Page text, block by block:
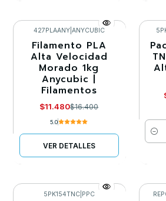
-30%
Agotado
427PLAANY| ANYCUBIC
Filamento PLA
Alta Velocidad
Morado 1kg
Anycubic |
Filamentos
$11.480$16.400
5.0
VER DETALLES
-
5PK154TNC| PPC